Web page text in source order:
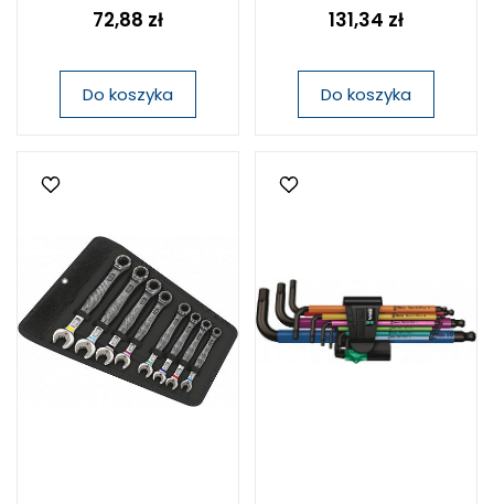
72,88 zł
Do koszyka
131,34 zł
Do koszyka